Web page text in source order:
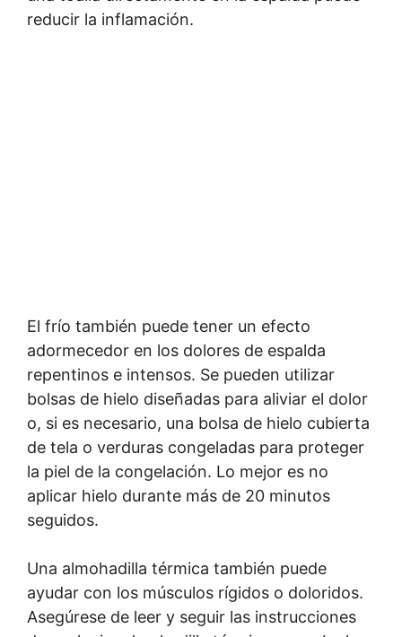
reducir la inflamación.
El frío también puede tener un efecto
adormecedor en los dolores de espalda
repentinos e intensos. Se pueden utilizar
bolsas de hielo diseñadas para aliviar el dolor
o, si es necesario, una bolsa de hielo cubierta
de tela o verduras congeladas para proteger
la piel de la congelación. Lo mejor es no
aplicar hielo durante más de 20 minutos
seguidos.
Una almohadilla térmica también puede
ayudar con los músculos rígidos o doloridos.
Asegúrese de leer y seguir las instrucciones